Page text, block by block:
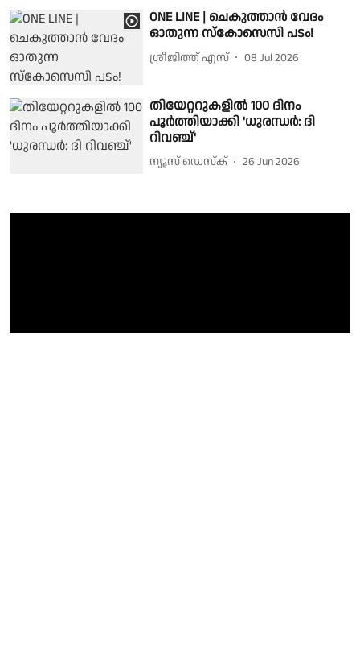
ONE LINE | ചെകുത്താൻ വേദം
ഓതുന്ന സ്കോസെസി പടം!
ശ്രീജിത്ത് എസ് 08 Jul 2026
തിയേറ്ററുകളിൽ 100 ദിനം
പൂർത്തിയാക്കി 'ധുരന്ധർ: ദി
റിവഞ്ച്'
ന്യൂസ് ഡെസ്ക് 26 Jun 2026